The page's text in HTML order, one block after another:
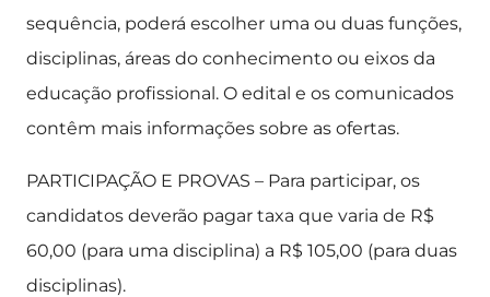
sequência, poderá escolher uma ou duas funções,
disciplinas, áreas do conhecimento ou eixos da
educação profissional. O edital e os comunicados
contêm mais informações sobre as ofertas.
PARTICIPAÇÃO E PROVAS – Para participar, os
candidatos deverão pagar taxa que varia de R$
60,00 (para uma disciplina) a R$ 105,00 (para duas
disciplinas).